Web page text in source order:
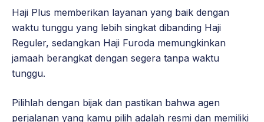
Haji Plus memberikan layanan yang baik dengan
waktu tunggu yang lebih singkat dibanding Haji
Reguler, sedangkan Haji Furoda memungkinkan
jamaah berangkat dengan segera tanpa waktu
tunggu.
Pilihlah dengan bijak dan pastikan bahwa agen
perjalanan yang kamu pilih adalah resmi dan memiliki